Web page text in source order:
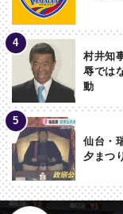
村井知
辱では
動
仙台・
夕まつ